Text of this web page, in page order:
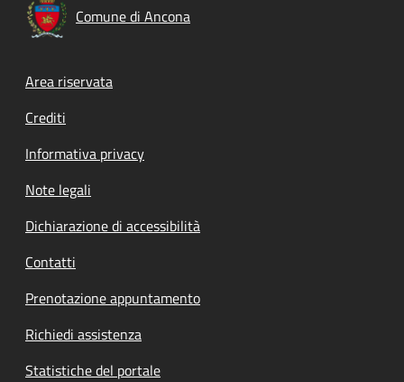
Comune di Ancona
Footer menu
Area riservata
Crediti
Informativa privacy
Note legali
Dichiarazione di accessibilità
Contatti
Prenotazione appuntamento
Richiedi assistenza
Statistiche del portale